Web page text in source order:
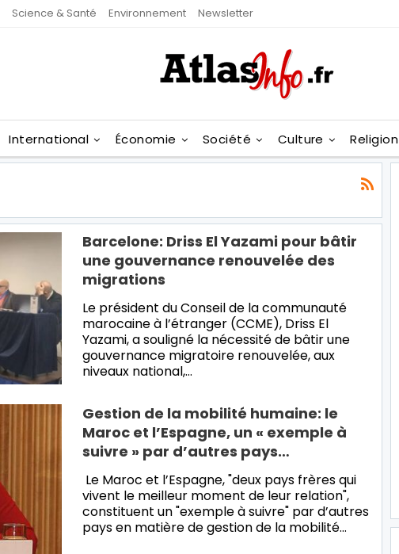
Science & Santé Environnement Newsletter
International Économie Société Culture Religion
Barcelone: Driss El Yazami pour bâtir
une gouvernance renouvelée des
migrations
Le président du Conseil de la communauté
marocaine à l’étranger (CCME), Driss El
Yazami, a souligné la nécessité de bâtir une
gouvernance migratoire renouvelée, aux
niveaux national,…
Gestion de la mobilité humaine: le
Maroc et l’Espagne, un « exemple à
suivre » par d’autres pays…
Le Maroc et l’Espagne, "deux pays frères qui
vivent le meilleur moment de leur relation",
constituent un "exemple à suivre" par d’autres
pays en matière de gestion de la mobilité…